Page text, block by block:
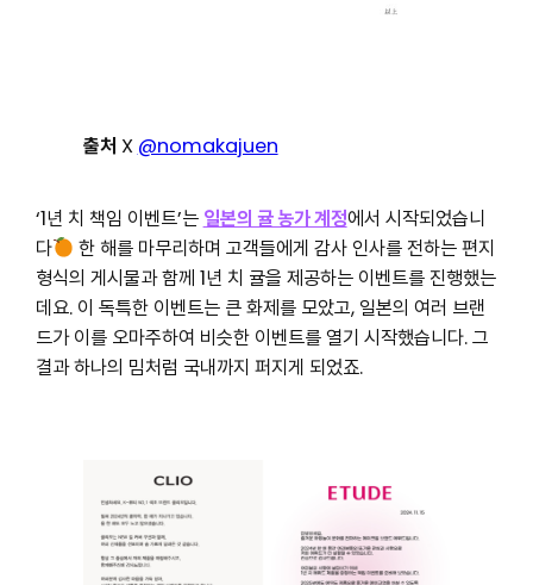
출처 X @nomakajuen
‘1년 치 책임 이벤트’는 일본의 귤 농가 계정에서 시작되었습니
다
한 해를 마무리하며 고객들에게 감사 인사를 전하는 편지
형식의 게시물과 함께 1년 치 귤을 제공하는 이벤트를 진행했는
데요. 이 독특한 이벤트는 큰 화제를 모았고, 일본의 여러 브랜
드가 이를 오마주하여 비슷한 이벤트를 열기 시작했습니다. 그
결과 하나의 밈처럼 국내까지 퍼지게 되었죠.